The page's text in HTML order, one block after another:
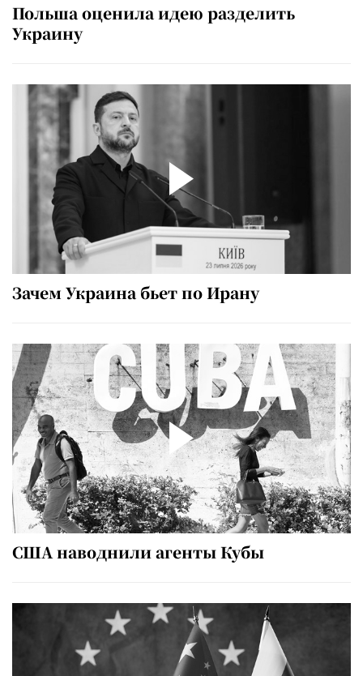
Польша оценила идею разделить
Украину
Зачем Украина бьет по Ирану
США наводнили агенты Кубы